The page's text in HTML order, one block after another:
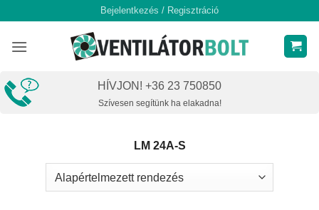
content
Bejelentkezés / Regisztráció
HÍVJON! +36 23 750850
Szívesen segítünk ha elakadna!
LM 24A-S